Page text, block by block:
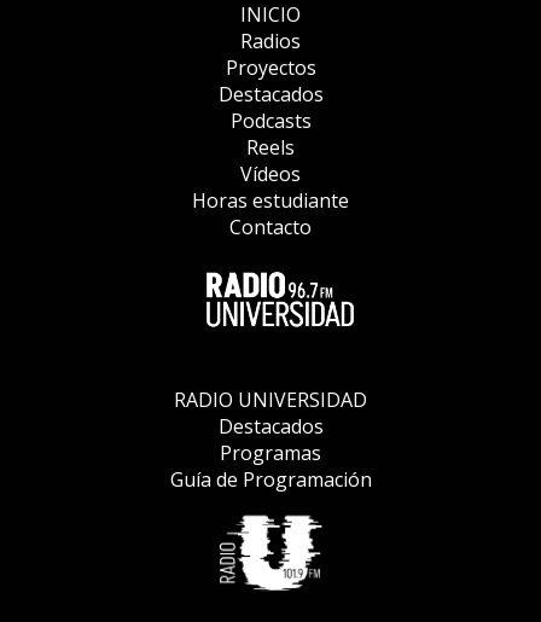
INICIO
Radios
Proyectos
Destacados
Podcasts
Reels
Vídeos
Horas estudiante
Contacto
RADIO UNIVERSIDAD
Destacados
Programas
Guía de Programación